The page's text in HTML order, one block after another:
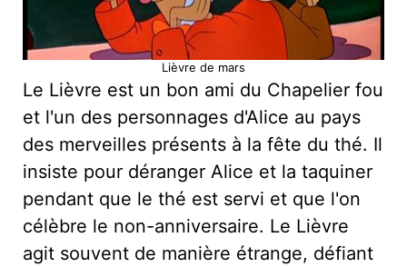
Lièvre de mars
Le Lièvre est un bon ami du Chapelier fou
et l'un des personnages d'Alice au pays
des merveilles présents à la fête du thé. Il
insiste pour déranger Alice et la taquiner
pendant que le thé est servi et que l'on
célèbre le non-anniversaire. Le Lièvre
agit souvent de manière étrange, défiant